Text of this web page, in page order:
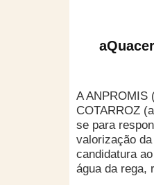
A ANPROMIS
COTARROZ
se para
valorização
candidatura
água da rega,